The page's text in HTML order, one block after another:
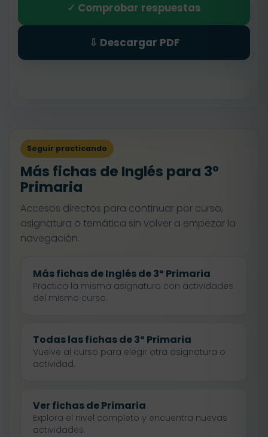
✓ Comprobar respuestas
⇩ Descargar PDF
Seguir practicando
Más fichas de Inglés para 3º
Primaria
Accesos directos para continuar por curso,
asignatura o temática sin volver a empezar la
navegación.
Más fichas de Inglés de 3º Primaria
Practica la misma asignatura con actividades
del mismo curso.
Todas las fichas de 3º Primaria
Vuelve al curso para elegir otra asignatura o
actividad.
Ver fichas de Primaria
Explora el nivel completo y encuentra nuevas
actividades.